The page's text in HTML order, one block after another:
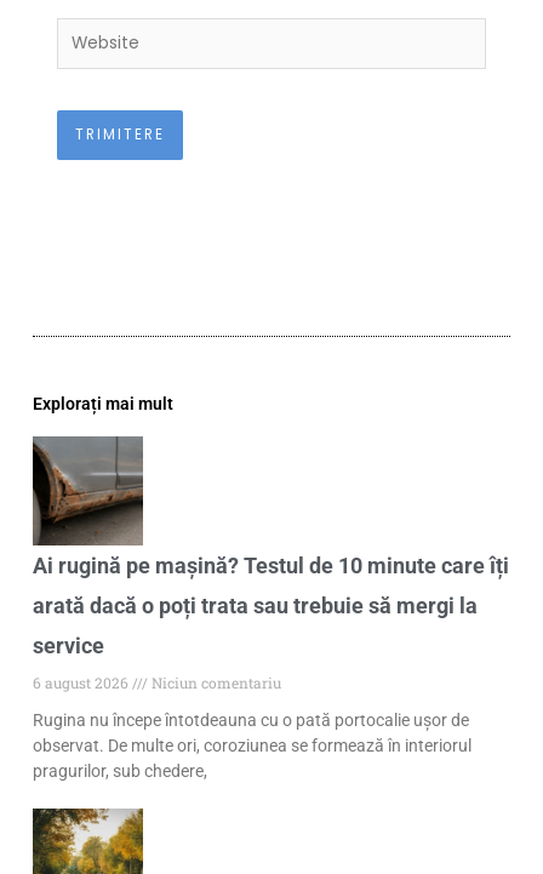
Website
Explorați mai mult
Ai rugină pe mașină? Testul de 10 minute care îți
arată dacă o poți trata sau trebuie să mergi la
service
6 august 2026
Niciun comentariu
Rugina nu începe întotdeauna cu o pată portocalie ușor de
observat. De multe ori, coroziunea se formează în interiorul
pragurilor, sub chedere,